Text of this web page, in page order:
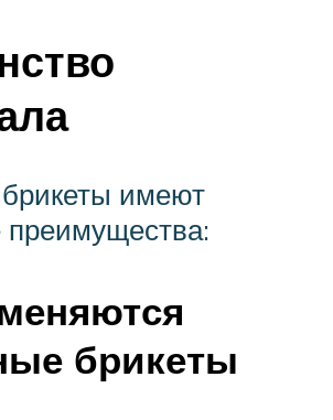
имеют
брикеты